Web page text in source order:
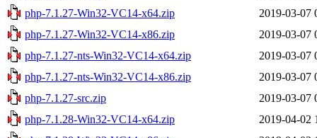
php-7.1.27-Win32-VC14-x64.zip
2019-03-07
php-7.1.27-Win32-VC14-x86.zip
2019-03-07
php-7.1.27-nts-Win32-VC14-x64.zip
2019-03-07
php-7.1.27-nts-Win32-VC14-x86.zip
2019-03-07
php-7.1.27-src.zip
2019-03-07
php-7.1.28-Win32-VC14-x64.zip
2019-04-02